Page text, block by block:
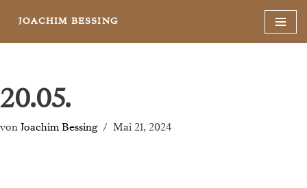
JOACHIM BESSING
20.05.
von Joachim Bessing Mai 21, 2024